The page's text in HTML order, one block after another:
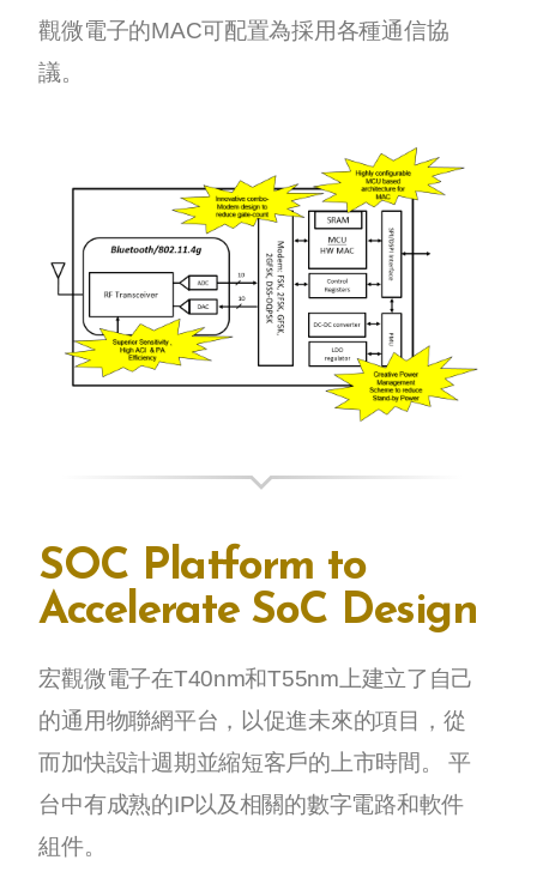
觀微電子的MAC可配置為採用各種通信協
議。
SOC Platform to
Accelerate SoC Design
宏觀微電子在T40nm和T55nm上建立了自己
的通用物聯網平台，以促進未來的項目，從
而加快設計週期並縮短客戶的上市時間。 平
台中有成熟的IP以及相關的數字電路和軟件
組件。